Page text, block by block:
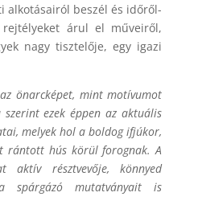
alkotásairól beszél és időről-
árul el műveiről,
nagy tisztelője, egy igazi
önarcképet, mint motívumot
ezek éppen az aktuális
melyek hol a boldog ifjúkor,
rántott hús körül forognak. A
aktív résztvevője, könnyed
a spárgázó mutatványait is